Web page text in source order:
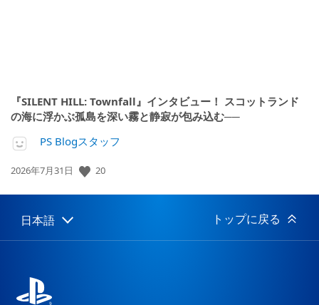
『SILENT HILL: Townfall』インタビュー！ スコットランド
の海に浮かぶ孤島を深い霧と静寂が包み込む──
PS Blogスタッフ
公
日:
2026年7月31日 20
Select
a
Current
region:
日本語 トップに戻る